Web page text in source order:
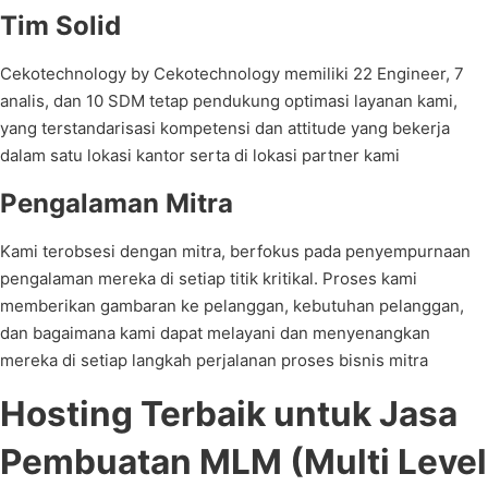
Tim Solid
Cekotechnology by Cekotechnology memiliki 22 Engineer, 7
analis, dan 10 SDM tetap pendukung optimasi layanan kami,
yang terstandarisasi kompetensi dan attitude yang bekerja
dalam satu lokasi kantor serta di lokasi partner kami
Pengalaman Mitra
Kami terobsesi dengan mitra, berfokus pada penyempurnaan
pengalaman mereka di setiap titik kritikal. Proses kami
memberikan gambaran ke pelanggan, kebutuhan pelanggan,
dan bagaimana kami dapat melayani dan menyenangkan
mereka di setiap langkah perjalanan proses bisnis mitra
Hosting Terbaik untuk Jasa
Pembuatan MLM (Multi Level